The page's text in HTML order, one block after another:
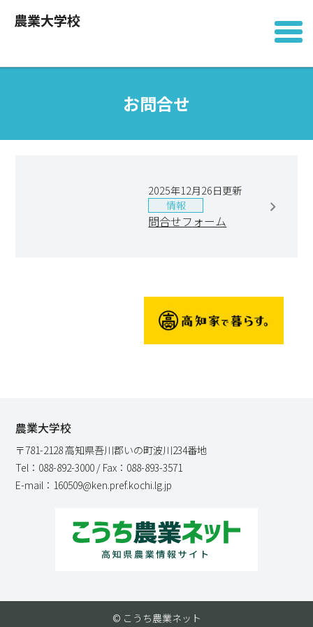
農業大学校
お問合せ
2025年12月26日更新
情報
問合せフォーム
農業大学校
〒781-2128 高知県吾川郡いの町波川234番地
Tel：088-892-3000 / Fax：088-893-3571
E-mail：160509@ken.pref.kochi.lg.jp
© こうち農業ネット